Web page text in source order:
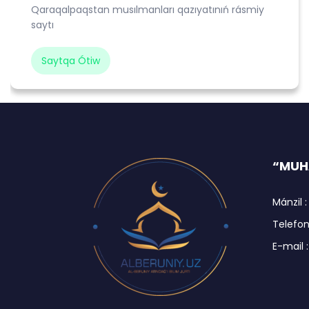
Qaraqalpaqstan musılmanları qazıyatınıń rásmiy
saytı
Saytqa Ótiw
Mánzil
Telefon
E-mail